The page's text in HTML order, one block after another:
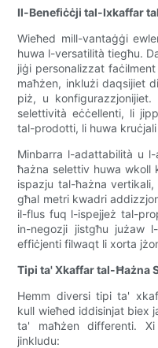
Il-Benefiċċji tal-Ixkaffar
Wieħed mill-vantaġġi
huwa l-versatilità tiegħu.
jiġi personalizzat
maħżen, inklużi daqsijiet
piż, u
selettività eċċellenti, li
tal-prodotti, li huwa
Minbarra l-adattabilità u
ħażna selettiv huwa wkoll
ispazju tal-ħażna
għal metri kwadri
il-flus fuq l-ispejjeż tal-
in-negozji jistgħu jużaw
effiċjenti filwaqt li xorta
Tipi ta' Xkaffar tal-Ħażna
Hemm diversi tipi ta'
kull wieħed iddisinjat biex
ta' maħżen differenti.
jinkludu: